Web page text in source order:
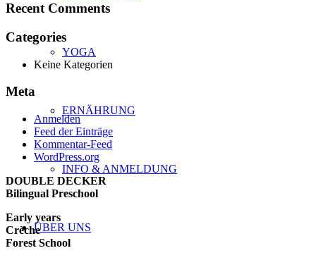
YOGA
ERNÄHRUNG
INFO & ANMELDUNG
ÜBER UNS
Recent Comments
Categories
Keine Kategorien
Meta
Anmelden
Feed der Einträge
Kommentar-Feed
WordPress.org
DOUBLE DECKER
Bilingual Preschool
Early years
Crèche
Forest School